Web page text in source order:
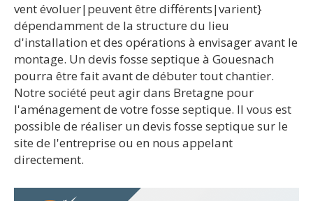
vent évoluer|peuvent être différents|varient}
dépendamment de la structure du lieu
d'installation et des opérations à envisager avant le
montage. Un devis fosse septique à Gouesnach
pourra être fait avant de débuter tout chantier.
Notre société peut agir dans Bretagne pour
l'aménagement de votre fosse septique. Il vous est
possible de réaliser un devis fosse septique sur le
site de l'entreprise ou en nous appelant
directement.